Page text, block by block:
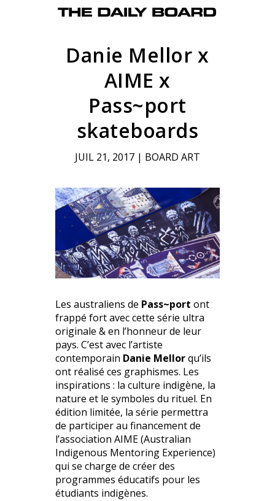
Danie Mellor x
AIME x
Pass~port
skateboards
JUIL 21, 2017| BOARD ART
Les australiens de Pass~port ont
frappé fort avec cette série ultra
originale & en l’honneur de leur
pays. C’est avec l’artiste
contemporain Danie Mellorqu’ils
ont réalisé ces graphismes. Les
inspirations : la culture indigène, la
nature et le symboles du rituel. En
édition limitée, la série permettra
de participer au financement de
l’association AIME (Australian
Indigenous Mentoring Experience)
qui se charge de créer des
programmes éducatifs pour les
étudiants indigènes.